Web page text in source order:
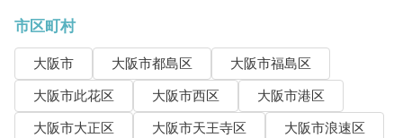
市区町村
大阪市 大阪市都島区
大阪市福島区
大阪市此花区
大阪市西区
大阪市港区
大阪市大正区
大阪市天王寺区
大阪市浪速区